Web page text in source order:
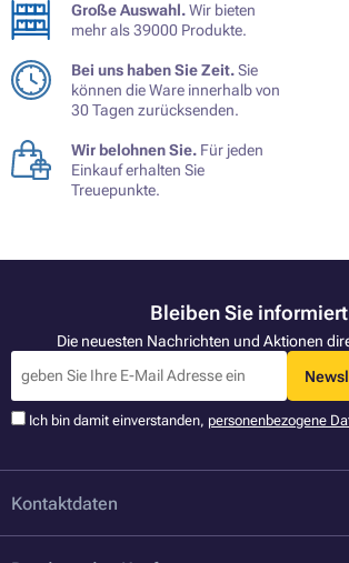
Große Auswahl.Wir bieten
mehr als 39000 Produkte.
Bei uns haben Sie Zeit.Sie
können die Ware innerhalb von
30 Tagen zurücksenden.
Wir belohnen Sie. Für jeden
Einkauf erhalten Sie
Treuepunkte.
Bleiben Sie informiert
Die neuesten Nachrichten und Aktionen
Ich bin damit einverstanden, personenbezogene
Kontaktdaten